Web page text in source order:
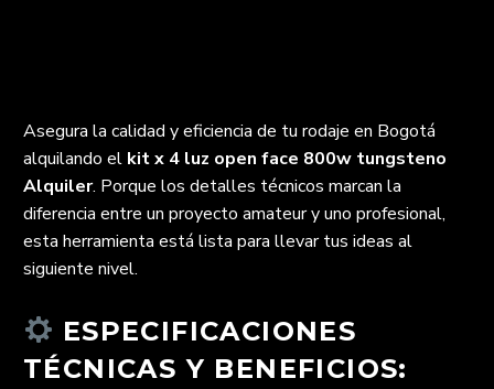
Asegura la calidad y eficiencia de tu rodaje en Bogotá
alquilando el kit x 4 luz open face 800w tungsteno
Alquiler. Porque los detalles técnicos marcan la
diferencia entre un proyecto amateur y uno profesional,
esta herramienta está lista para llevar tus ideas al
siguiente nivel.
ESPECIFICACIONES
TÉCNICAS Y BENEFICIOS: